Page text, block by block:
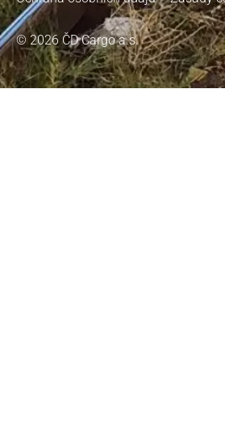
© 2026 ČD Cargo a.s.